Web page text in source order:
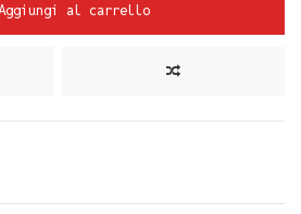
al carrello